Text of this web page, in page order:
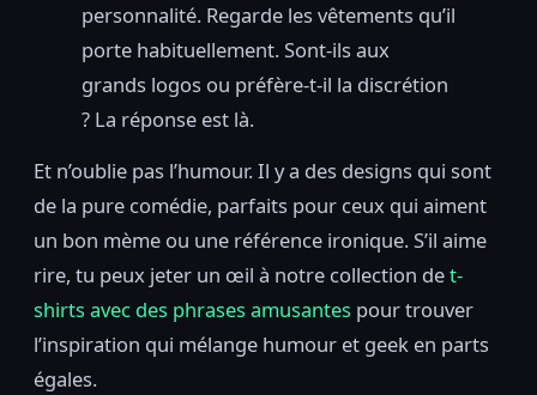
personnalité. Regarde les vêtements qu’il
porte habituellement. Sont-ils aux
grands logos ou préfère-t-il la discrétion
? La réponse est là.
Et n’oublie pas l’humour. Il y a des designs qui sont
de la pure comédie, parfaits pour ceux qui aiment
un bon mème ou une référence ironique. S’il aime
rire, tu peux jeter un œil à notre collection det-
shirts avec des phrases amusantes pour trouver
l’inspiration qui mélange humour et geek en parts
égales.